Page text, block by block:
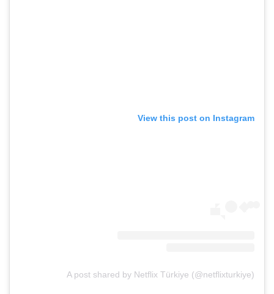
View this post on Instagram
A post shared by Netflix Türkiye (@netflixturkiye)